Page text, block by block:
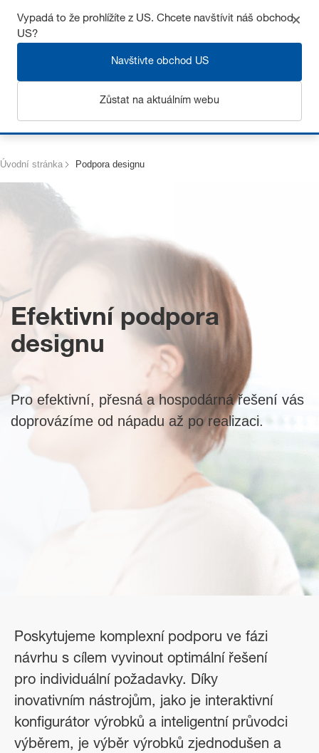
Získejte až 7% slevu – klikněte zde pro víceinformací
Úvodní stránka Podpora designu
Efektivní podpora
designu
Pro efektivní, přesná a hospodárná řešení vás
doprovázíme od nápadu až po realizaci.
Poskytujeme komplexní podporu ve fázi
návrhu s cílem vyvinout optimální řešení
pro individuální požadavky. Díky
inovativním nástrojům, jako je interaktivní
konfigurátor výrobků a inteligentní průvodci
výběrem, je výběr výrobků zjednodušen a
Vypadá to že prohlížíte z US. Chcete navštívit náš obchod
US?
Navštivte obchod US
Zůstat na aktuálním webu